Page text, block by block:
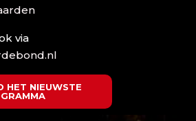
via
HET NIEUWSTE